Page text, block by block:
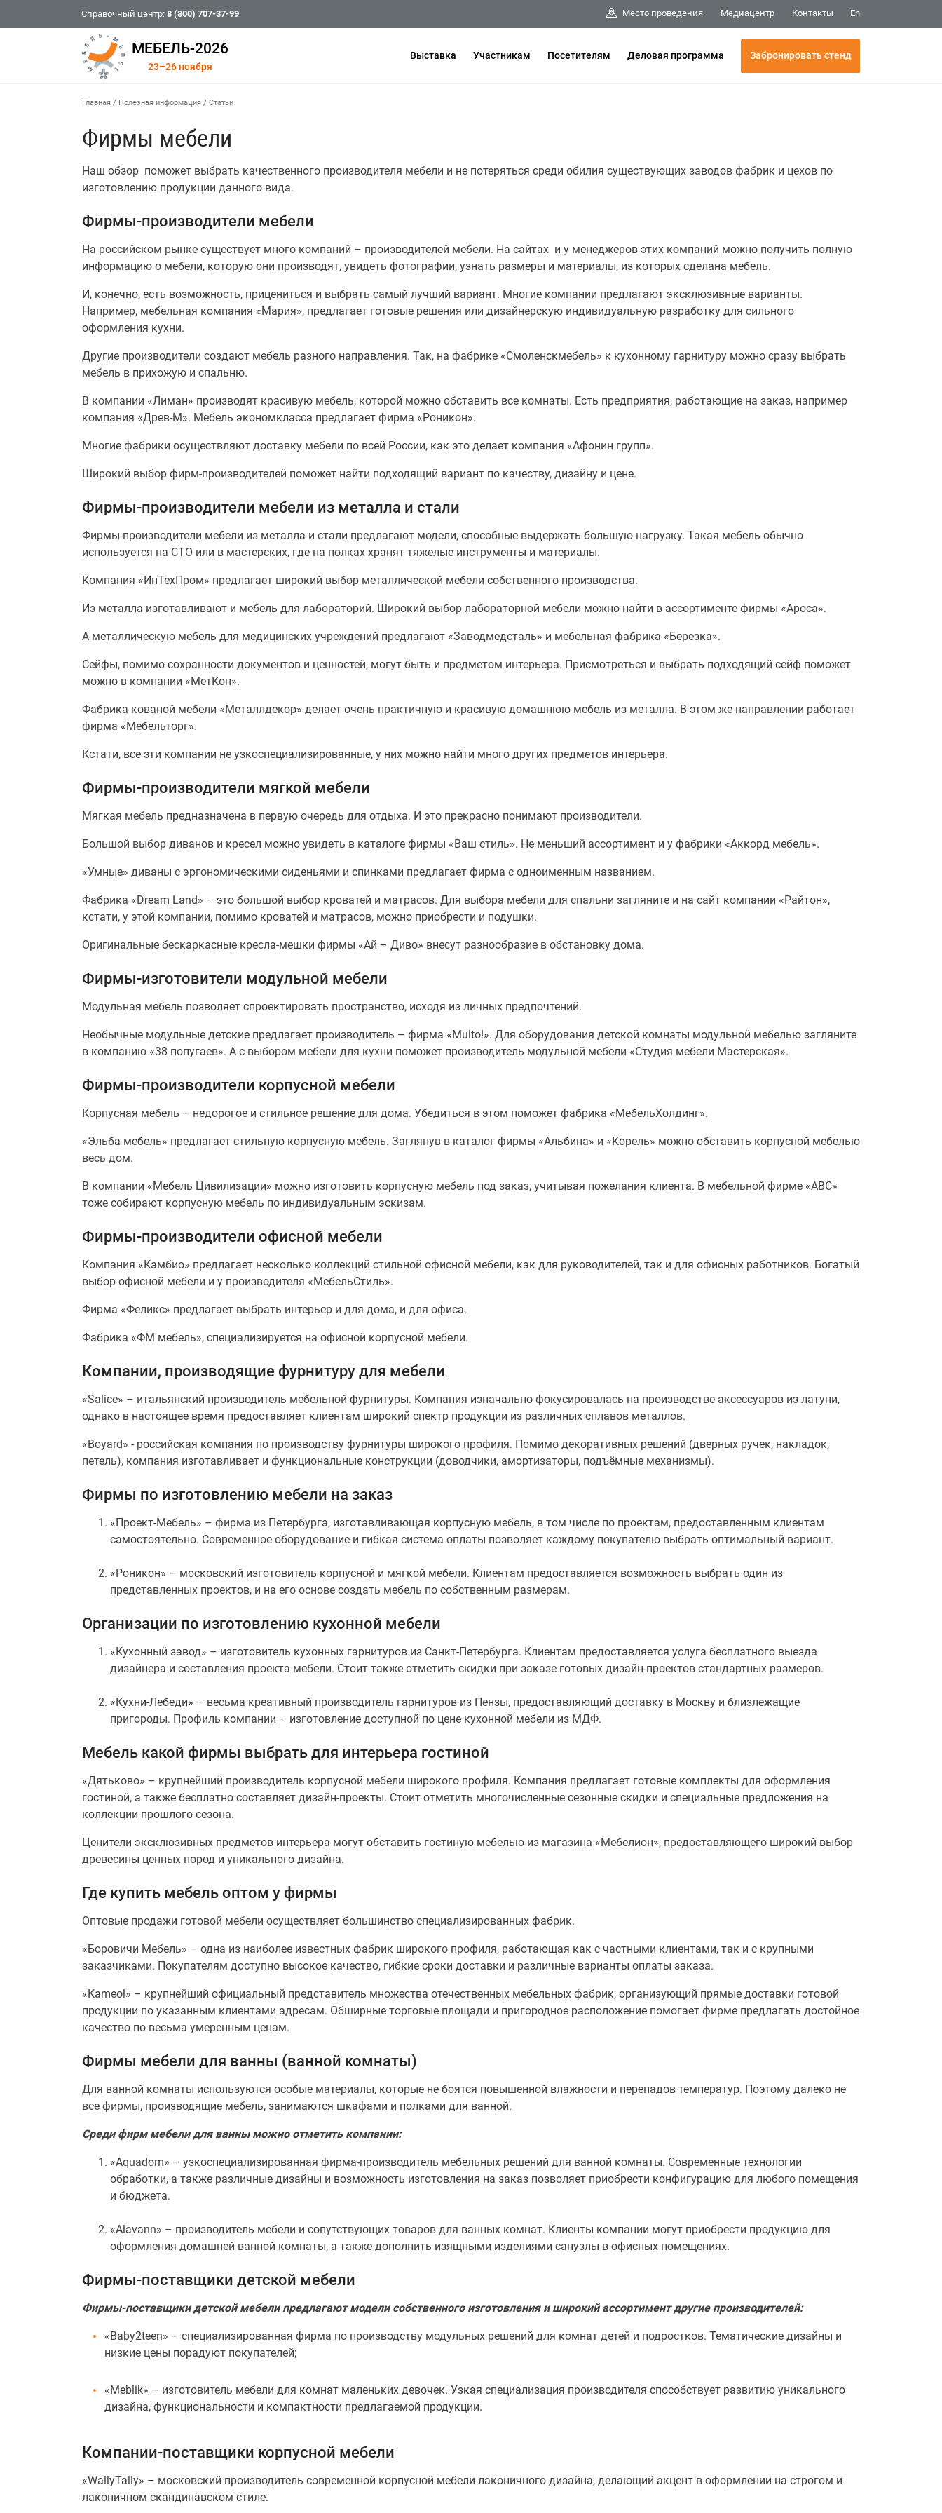
Справочный центр: 8 (800) 707-37-99 Место проведения Медиацентр Контакты En
МЕБЕЛЬ-2026
23–26 ноября
Выставка Участникам Посетителям Деловая программа Забронировать стенд
Главная / Полезная информация / Статьи
Фирмы мебели
Наш обзор поможет выбрать качественного производителя мебели и не потеряться среди обилия существующих заводов фабрик и цехов по
изготовлению продукции данного вида.
Фирмы-производители мебели
На российском рынке существует много компаний – производителей мебели. На сайтах и у менеджеров этих компаний можно получить полную
информацию о мебели, которую они производят, увидеть фотографии, узнать размеры и материалы, из которых сделана мебель.
И, конечно, есть возможность, прицениться и выбрать самый лучший вариант. Многие компании предлагают эксклюзивные варианты.
Например, мебельная компания «Мария», предлагает готовые решения или дизайнерскую индивидуальную разработку для сильного
оформления кухни.
Другие производители создают мебель разного направления. Так, на фабрике «Смоленскмебель» к кухонному гарнитуру можно сразу выбрать
мебель в прихожую и спальню.
В компании «Лиман» производят красивую мебель, которой можно обставить все комнаты. Есть предприятия, работающие на заказ, например
компания «Древ-М». Мебель экономкласса предлагает фирма «Роникон».
Многие фабрики осуществляют доставку мебели по всей России, как это делает компания «Афонин групп».
Широкий выбор фирм-производителей поможет найти подходящий вариант по качеству, дизайну и цене.
Фирмы-производители мебели из металла и стали
Фирмы-производители мебели из металла и стали предлагают модели, способные выдержать большую нагрузку. Такая мебель обычно
используется на СТО или в мастерских, где на полках хранят тяжелые инструменты и материалы.
Компания «ИнТехПром» предлагает широкий выбор металлической мебели собственного производства.
Из металла изготавливают и мебель для лабораторий. Широкий выбор лабораторной мебели можно найти в ассортименте фирмы «Ароса».
А металлическую мебель для медицинских учреждений предлагают «Заводмедсталь» и мебельная фабрика «Березка».
Сейфы, помимо сохранности документов и ценностей, могут быть и предметом интерьера. Присмотреться и выбрать подходящий сейф поможет
можно в компании «МетКон».
Фабрика кованой мебели «Металлдекор» делает очень практичную и красивую домашнюю мебель из металла. В этом же направлении работает
фирма «Мебельторг».
Кстати, все эти компании не узкоспециализированные, у них можно найти много других предметов интерьера.
Фирмы-производители мягкой мебели
Мягкая мебель предназначена в первую очередь для отдыха. И это прекрасно понимают производители.
Большой выбор диванов и кресел можно увидеть в каталоге фирмы «Ваш стиль». Не меньший ассортимент и у фабрики «Аккорд мебель».
«Умные» диваны с эргономическими сиденьями и спинками предлагает фирма с одноименным названием.
Фабрика «Dream Land» – это большой выбор кроватей и матрасов. Для выбора мебели для спальни загляните и на сайт компании «Райтон»,
кстати, у этой компании, помимо кроватей и матрасов, можно приобрести и подушки.
Оригинальные бескаркасные кресла-мешки фирмы «Ай – Диво» внесут разнообразие в обстановку дома.
Фирмы-изготовители модульной мебели
Модульная мебель позволяет спроектировать пространство, исходя из личных предпочтений.
Необычные модульные детские предлагает производитель – фирма «Multo!». Для оборудования детской комнаты модульной мебелью загляните
в компанию «38 попугаев». А с выбором мебели для кухни поможет производитель модульной мебели «Студия мебели Мастерская».
Фирмы-производители корпусной мебели
Корпусная мебель – недорогое и стильное решение для дома. Убедиться в этом поможет фабрика «МебельХолдинг».
«Эльба мебель» предлагает стильную корпусную мебель. Заглянув в каталог фирмы «Альбина» и «Корель» можно обставить корпусной мебелью
весь дом.
В компании «Мебель Цивилизации» можно изготовить корпусную мебель под заказ, учитывая пожелания клиента. В мебельной фирме «АВС»
тоже собирают корпусную мебель по индивидуальным эскизам.
Фирмы-производители офисной мебели
Компания «Камбио» предлагает несколько коллекций стильной офисной мебели, как для руководителей, так и для офисных работников. Богатый
выбор офисной мебели и у производителя «МебельСтиль».
Фирма «Феликс» предлагает выбрать интерьер и для дома, и для офиса.
Фабрика «ФМ мебель», специализируется на офисной корпусной мебели.
Компании, производящие фурнитуру для мебели
«Salice» – итальянский производитель мебельной фурнитуры. Компания изначально фокусировалась на производстве аксессуаров из латуни,
однако в настоящее время предоставляет клиентам широкий спектр продукции из различных сплавов металлов.
«Boyard» - российская компания по производству фурнитуры широкого профиля. Помимо декоративных решений (дверных ручек, накладок,
петель), компания изготавливает и функциональные конструкции (доводчики, амортизаторы, подъёмные механизмы).
Фирмы по изготовлению мебели на заказ
«Проект-Мебель» – фирма из Петербурга, изготавливающая корпусную мебель, в том числе по проектам, предоставленным клиентам
самостоятельно. Современное оборудование и гибкая система оплаты позволяет каждому покупателю выбрать оптимальный вариант.
«Роникон» – московский изготовитель корпусной и мягкой мебели. Клиентам предоставляется возможность выбрать один из
представленных проектов, и на его основе создать мебель по собственным размерам.
Организации по изготовлению кухонной мебели
«Кухонный завод» – изготовитель кухонных гарнитуров из Санкт-Петербурга. Клиентам предоставляется услуга бесплатного выезда
дизайнера и составления проекта мебели. Стоит также отметить скидки при заказе готовых дизайн-проектов стандартных размеров.
«Кухни-Лебеди» – весьма креативный производитель гарнитуров из Пензы, предоставляющий доставку в Москву и близлежащие
пригороды. Профиль компании – изготовление доступной по цене кухонной мебели из МДФ.
Мебель какой фирмы выбрать для интерьера гостиной
«Дятьково» – крупнейший производитель корпусной мебели широкого профиля. Компания предлагает готовые комплекты для оформления
гостиной, а также бесплатно составляет дизайн-проекты. Стоит отметить многочисленные сезонные скидки и специальные предложения на
коллекции прошлого сезона.
Ценители эксклюзивных предметов интерьера могут обставить гостиную мебелью из магазина «Мебелион», предоставляющего широкий выбор
древесины ценных пород и уникального дизайна.
Где купить мебель оптом у фирмы
Оптовые продажи готовой мебели осуществляет большинство специализированных фабрик.
«Боровичи Мебель» – одна из наиболее известных фабрик широкого профиля, работающая как с частными клиентами, так и с крупными
заказчиками. Покупателям доступно высокое качество, гибкие сроки доставки и различные варианты оплаты заказа.
«Kameol» – крупнейший официальный представитель множества отечественных мебельных фабрик, организующий прямые доставки готовой
продукции по указанным клиентами адресам. Обширные торговые площади и пригородное расположение помогает фирме предлагать достойное
качество по весьма умеренным ценам.
Фирмы мебели для ванны (ванной комнаты)
Для ванной комнаты используются особые материалы, которые не боятся повышенной влажности и перепадов температур. Поэтому далеко не
все фирмы, производящие мебель, занимаются шкафами и полками для ванной.
Среди фирм мебели для ванны можно отметить компании:
«Aquadom» – узкоспециализированная фирма-производитель мебельных решений для ванной комнаты. Современные технологии
обработки, а также различные дизайны и возможность изготовления на заказ позволяет приобрести конфигурацию для любого помещения
и бюджета.
«Alavann» – производитель мебели и сопутствующих товаров для ванных комнат. Клиенты компании могут приобрести продукцию для
оформления домашней ванной комнаты, а также дополнить изящными изделиями санузлы в офисных помещениях.
Фирмы-поставщики детской мебели
Фирмы-поставщики детской мебели предлагают модели собственного изготовления и широкий ассортимент другие производителей:
«Baby2teen» – специализированная фирма по производству модульных решений для комнат детей и подростков. Тематические дизайны и
низкие цены порадуют покупателей;
«Meblik» – изготовитель мебели для комнат маленьких девочек. Узкая специализация производителя способствует развитию уникального
дизайна, функциональности и компактности предлагаемой продукции.
Компании-поставщики корпусной мебели
«WallyTally» – московский производитель современной корпусной мебели лаконичного дизайна, делающий акцент в оформлении на строгом и
лаконичном скандинавском стиле.